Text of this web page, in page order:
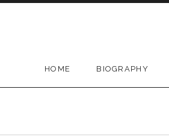
HOME BIOGRAPHY